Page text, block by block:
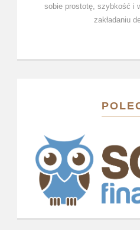
sobie prostotę, szybkość i
zakładaniu